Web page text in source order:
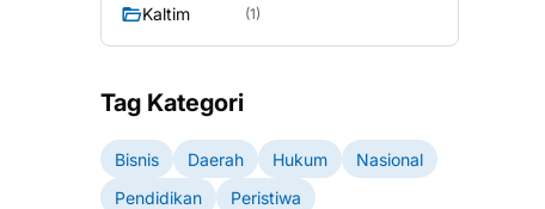
Kaltim (1)
Tag Kategori
Bisnis Daerah Hukum
Nasional
Pendidikan
Peristiwa